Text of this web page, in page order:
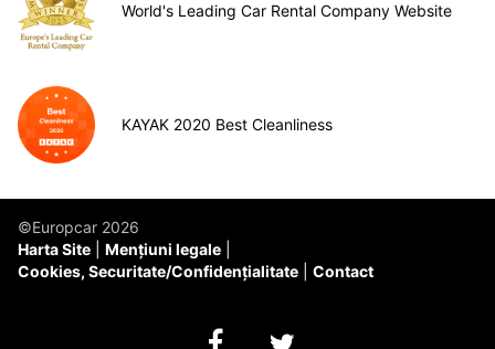
World's Leading Car Rental Company Website
KAYAK 2020 Best Cleanliness
©Europcar 2026
Harta Site
Mențiuni legale
Cookies, Securitate/Confidențialitate
Contact